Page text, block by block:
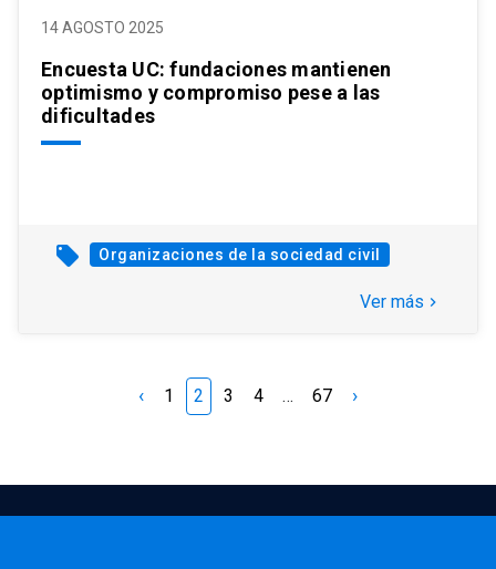
14 AGOSTO 2025
Encuesta UC: fundaciones mantienen
optimismo y compromiso pese a las
dificultades
local_offer Organizaciones de la sociedad civil
Ver más keyboard_arrow_right
‹ 1 2 3 4 … 67 ›